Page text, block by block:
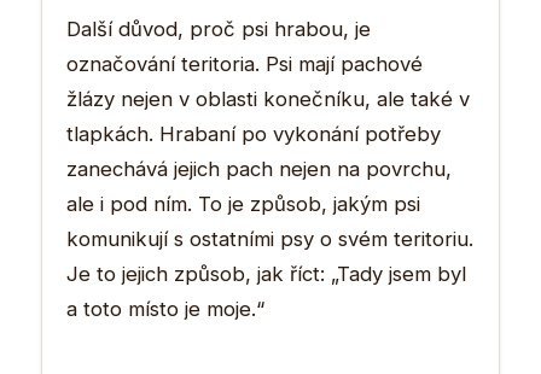
Další důvod, proč psi hrabou, je
označování teritoria. Psi mají pachové
žlázy nejen v oblasti konečníku, ale také v
tlapkách. Hrabaní po vykonání potřeby
zanechává jejich pach nejen na povrchu,
ale i pod ním. To je způsob, jakým psi
komunikují s ostatními psy o svém teritoriu.
Je to jejich způsob, jak říct: „Tady jsem byl
a toto místo je moje.“